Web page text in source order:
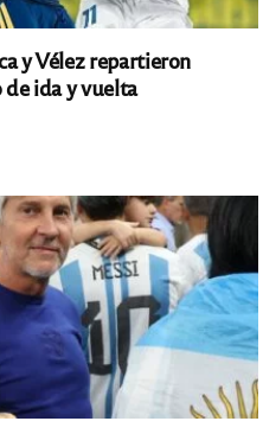
y Vélez repartieron
ida y vuelta